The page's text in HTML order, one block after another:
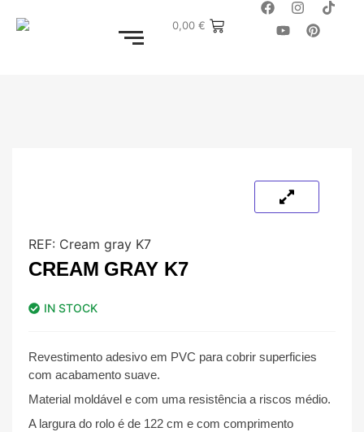
0,00€
REF: Cream gray K7
CREAM GRAY K7
IN STOCK
Revestimento adesivo em PVC para cobrir superficies
com acabamento suave.
Material moldável e com uma resistência a riscos médio.
A largura do rolo é de 122 cm e com comprimento